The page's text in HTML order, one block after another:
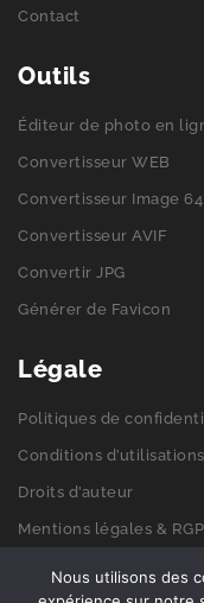
Contact
Outils
Éditeur de photo en
Convertisseur WEB
Convertisseur Image 64
Convertisseur AVIF
Convertir JPG
Générer de Favicon
Légale
Politiques de
Conditions d’utilisations
Droits d’auteur
Mentions légales &
Nous utilisons des